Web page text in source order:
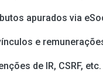
apurados via
e
de IR, CSRF, etc.